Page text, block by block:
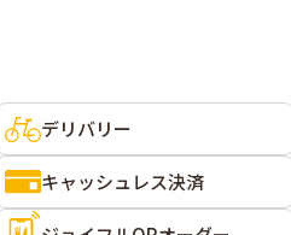
デリバリー
キャッシュレス決済